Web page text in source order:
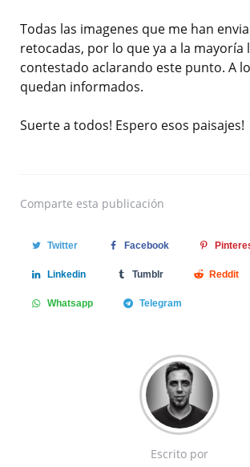
Todas las imagenes que me han
retocadas, por lo que ya a la mayoría
contestado aclarando este punto. A
quedan informados.
Suerte a todos! Espero esos paisajes!
Comparte esta publicación
Twitter Facebook
Linkedin Tumblr Reddit
Whatsapp Telegram
Escrito por